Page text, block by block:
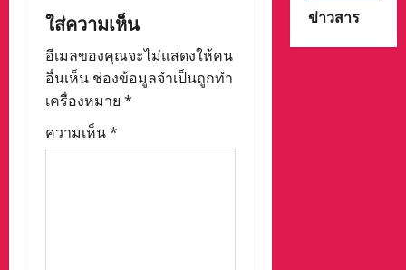
a
t
i
o
ใส่ความเห็น
อีเมลของคุณจะไม่แสดงให้คน
อื่นเห็น ช่องข้อมูลจำเป็นถูกทำ
เครื่องหมาย *
ความเห็น*
ข่าวสาร